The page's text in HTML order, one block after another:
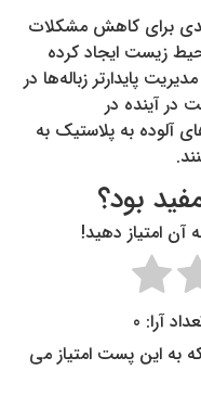
برای کاهش مشکلات
زیست ایجاد کرده
پایدارتر زباله‌ها در
در آینده در
آلوده به پلاستیک به
بود؟
آن امتیاز دهید!
0
به این پست امتیاز می